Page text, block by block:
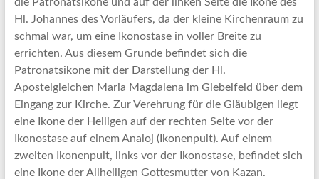
Hl. Johannes des Vorläufers, da der kleine Kirchenraum zu
schmal war, um eine Ikonostase in voller Breite zu
errichten. Aus diesem Grunde befindet sich die
Patronatsikone mit der Darstellung der Hl.
Apostelgleichen Maria Magdalena im Giebelfeld über dem
Eingang zur Kirche. Zur Verehrung für die Gläubigen liegt
eine Ikone der Heiligen auf der rechten Seite vor der
Ikonostase auf einem Analoj (Ikonenpult). Auf einem
zweiten Ikonenpult, links vor der Ikonostase, befindet sich
eine Ikone der Allheiligen Gottesmutter von Kazan.